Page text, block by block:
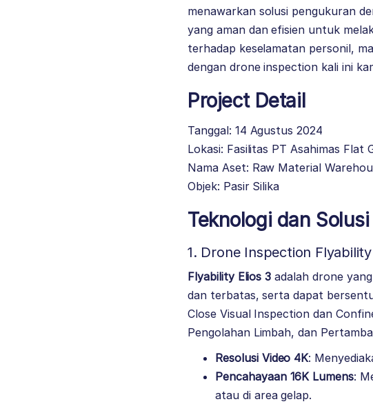
menawarkan solusi pengukuran
yang aman dan efisien untuk
terhadap keselamatan personil,
dengan drone inspection kali ini
Project Detail
Tanggal: 14 Agustus 2024
Lokasi: Fasilitas PT Asahimas Flat
Nama Aset: Raw Material
Objek: Pasir Silika
Teknologi dan Solusi
1. Drone Inspection
Flyability Elios 3 adalah drone
dan terbatas, serta dapat
Close Visual Inspection dan
Pengolahan Limbah, dan
Resolusi Video 4K:
Pencahayaan 16K Lumens:
atau di area gelap.